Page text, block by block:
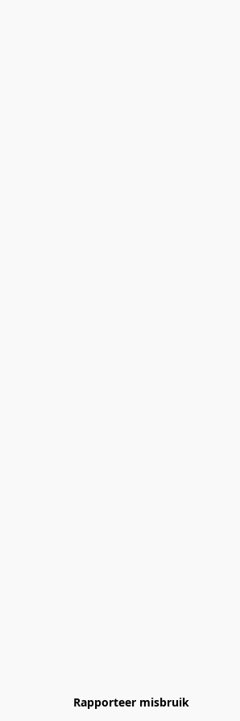
Rapporteer misbruik